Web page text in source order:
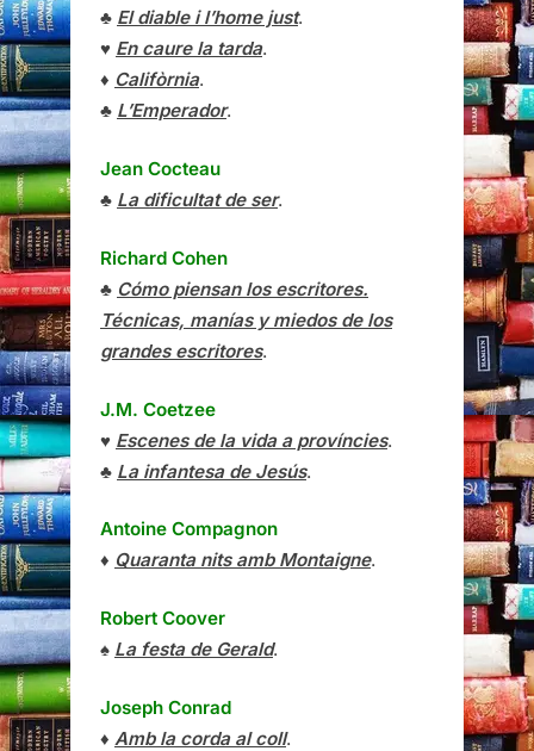
♣ El diable i l’home just.
♥ En caure la tarda.
♦ Califòrnia.
♣ L’Emperador.
Jean Cocteau
♣ La dificultat de ser.
Richard Cohen
♣ Cómo piensan los escritores.
Técnicas, manías y miedos de los
grandes escritores.
J.M. Coetzee
♥ Escenes de la vida a províncies.
♣ La infantesa de Jesús.
Antoine Compagnon
♦ Quaranta nits amb Montaigne.
Robert Coover
♠ La festa de Gerald.
Joseph Conrad
♦ Amb la corda al coll.